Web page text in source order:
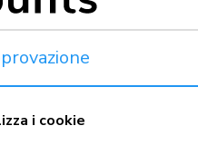
i cookie